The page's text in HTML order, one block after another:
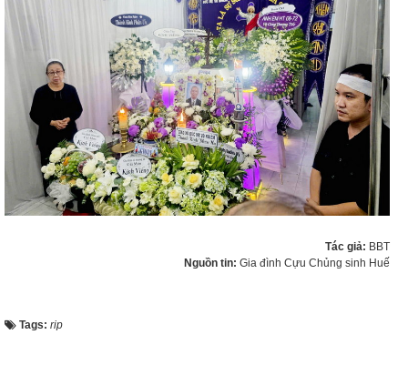
Tác giả: BBT
Nguồn tin: Gia đình Cựu Chủng sinh Huế
Tags: rip